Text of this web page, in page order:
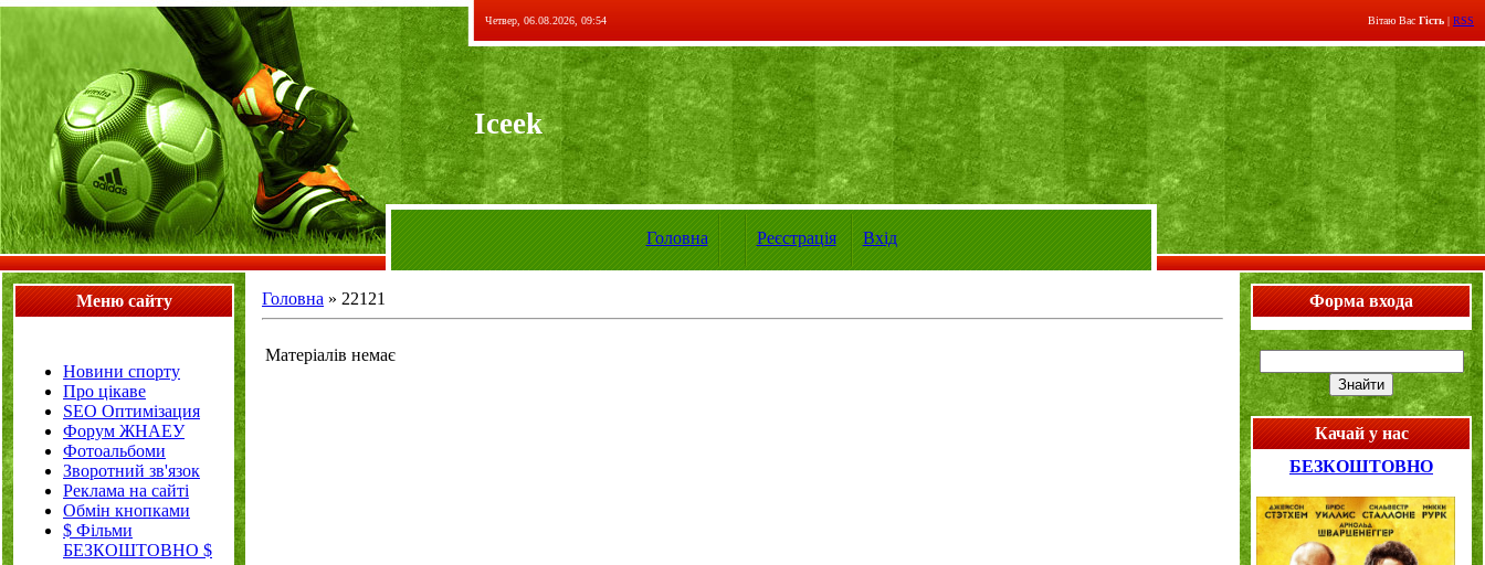
Четвер, 06.08.2026, 09:54 Вітаю Вас Гість | RSS
Iceek
Головна Реєстрація Вхід
Меню сайту
Новини спорту
Про цікаве
SEO Оптимізация
Форум ЖНАЕУ
Фотоальбоми
Зворотний зв'язок
Реклама на сайті
Обмін кнопками
$ Фільми
БЕЗКОШТОВНО $
Головна » 22121
Матеріалів немає
Форма входа
Качай у нас
БЕЗКОШТОВНО